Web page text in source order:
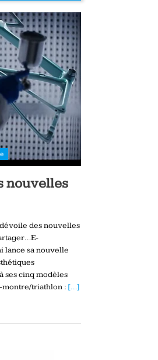
nouvelles
des nouvelles
lance sa nouvelle
ses cinq modèles
triathlon : […]